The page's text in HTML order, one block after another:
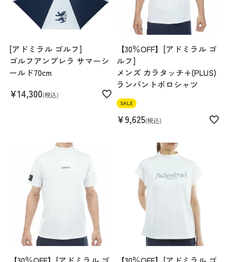
[アドミラル ゴルフ]
ゴルフアンブレラ サマーシ
ールド70cm
¥14,300 税込
【30％OFF】[アドミラル ゴ
ルフ]
メンズ カラタッチ+(PLUS)
ランパントポロシャツ
SALE
¥9,625 税込